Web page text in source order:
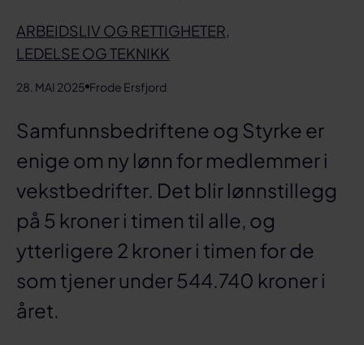
ARBEIDSLIV OG RETTIGHETER
LEDELSE OG TEKNIKK
28. MAI 2025 Frode Ersfjord
Samfunnsbedriftene og Styrke er
enige om ny lønn for medlemmer i
vekstbedrifter. Det blir lønnstillegg
på 5 kroner i timen til alle, og
ytterligere 2 kroner i timen for de
som tjener under 544.740 kroner i
året.